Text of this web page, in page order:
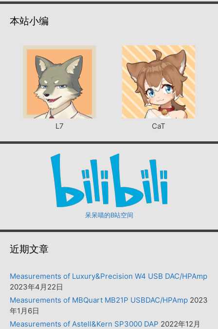
本站小编
L7 CaT
呆呆喵的B站空间
近期文章
Measurements of Luxury&Precision W4 USB DAC/HPAmp
2023年4月22日
Measurements of MBQuart MB21P USBDAC/HPAmp 2023
年1月6日
Measurements of Astell&Kern SP3000 DAP 2022年12月